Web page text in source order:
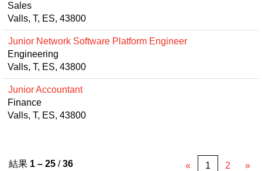
Sales
Valls, T, ES, 43800
Junior Network Software Platform Engineer
Engineering
Valls, T, ES, 43800
Junior Accountant
Finance
Valls, T, ES, 43800
結果 1 – 25 /36 « 1 2 »